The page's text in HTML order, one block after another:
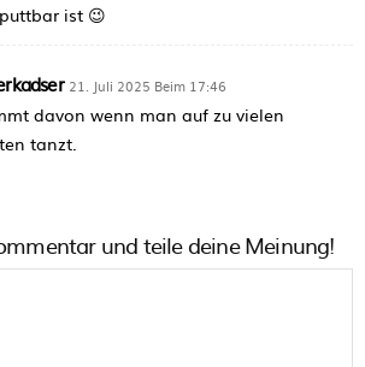
ist 😉
21. Juli 2025 Beim 17:46
davon wenn man auf zu vielen
tanzt.
und teile deine Meinung!